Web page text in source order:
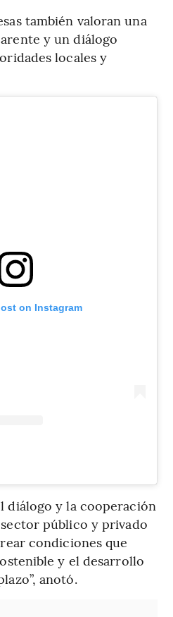
también valoran una
y un diálogo
locales y
on Instagram
diálogo y la cooperación
público y privado
condiciones que
y el desarrollo
anotó.